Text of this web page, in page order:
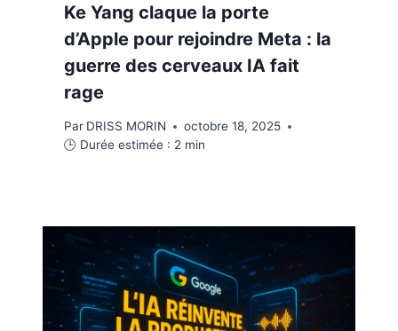
Ke Yang claque la porte
d’Apple pour rejoindre Meta : la
guerre des cerveaux IA fait
rage
Par DRISS MORIN
octobre 18, 2025
🕒 Durée estimée : 2 min